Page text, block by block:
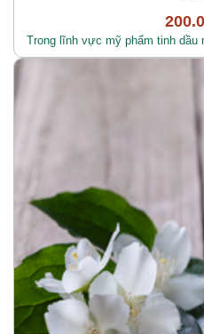
Trong lĩnh vực mỹ phẩm tinh